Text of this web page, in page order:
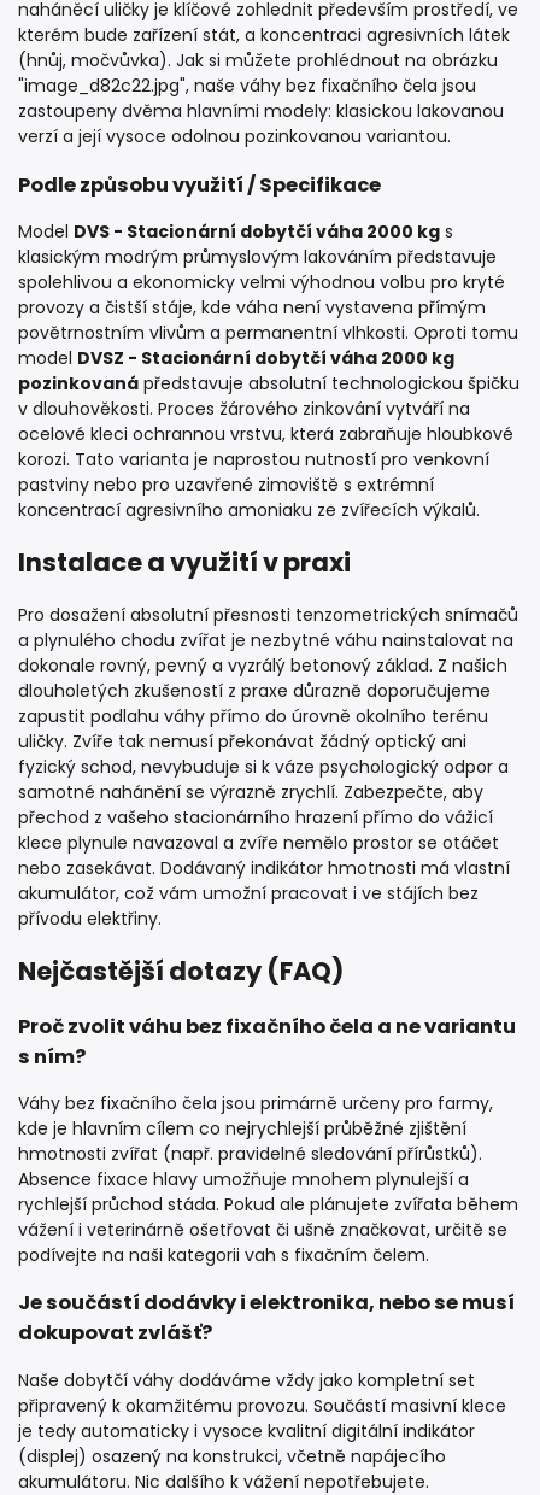
naháněcí uličky je klíčové zohlednit především prostředí, ve
kterém bude zařízení stát, a koncentraci agresivních látek
(hnůj, močvůvka). Jak si můžete prohlédnout na obrázku
"image_d82c22.jpg", naše váhy bez fixačního čela jsou
zastoupeny dvěma hlavními modely: klasickou lakovanou
verzí a její vysoce odolnou pozinkovanou variantou.
Podle způsobu využití / Specifikace
Model DVS - Stacionární dobytčí váha 2000 kg s
klasickým modrým průmyslovým lakováním představuje
spolehlivou a ekonomicky velmi výhodnou volbu pro kryté
provozy a čistší stáje, kde váha není vystavena přímým
povětrnostním vlivům a permanentní vlhkosti. Oproti tomu
model DVSZ - Stacionární dobytčí váha 2000 kg
pozinkovaná představuje absolutní technologickou špičku
v dlouhověkosti. Proces žárového zinkování vytváří na
ocelové kleci ochrannou vrstvu, která zabraňuje hloubkové
korozi. Tato varianta je naprostou nutností pro venkovní
pastviny nebo pro uzavřené zimoviště s extrémní
koncentrací agresivního amoniaku ze zvířecích výkalů.
Instalace a využití v praxi
Pro dosažení absolutní přesnosti tenzometrických snímačů
a plynulého chodu zvířat je nezbytné váhu nainstalovat na
dokonale rovný, pevný a vyzrálý betonový základ. Z našich
dlouholetých zkušeností z praxe důrazně doporučujeme
zapustit podlahu váhy přímo do úrovně okolního terénu
uličky. Zvíře tak nemusí překonávat žádný optický ani
fyzický schod, nevybuduje si k váze psychologický odpor a
samotné nahánění se výrazně zrychlí. Zabezpečte, aby
přechod z vašeho stacionárního hrazení přímo do vážicí
klece plynule navazoval a zvíře nemělo prostor se otáčet
nebo zasekávat. Dodávaný indikátor hmotnosti má vlastní
akumulátor, což vám umožní pracovat i ve stájích bez
přívodu elektřiny.
Nejčastější dotazy (FAQ)
Proč zvolit váhu bez fixačního čela a ne variantu
s ním?
Váhy bez fixačního čela jsou primárně určeny pro farmy,
kde je hlavním cílem co nejrychlejší průběžné zjištění
hmotnosti zvířat (např. pravidelné sledování přírůstků).
Absence fixace hlavy umožňuje mnohem plynulejší a
rychlejší průchod stáda. Pokud ale plánujete zvířata během
vážení i veterinárně ošetřovat či ušně značkovat, určitě se
podívejte na naši kategorii vah s fixačním čelem.
Je součástí dodávky i elektronika, nebo se musí
dokupovat zvlášť?
Naše dobytčí váhy dodáváme vždy jako kompletní set
připravený k okamžitému provozu. Součástí masivní klece
je tedy automaticky i vysoce kvalitní digitální indikátor
(displej) osazený na konstrukci, včetně napájecího
akumulátoru. Nic dalšího k vážení nepotřebujete.